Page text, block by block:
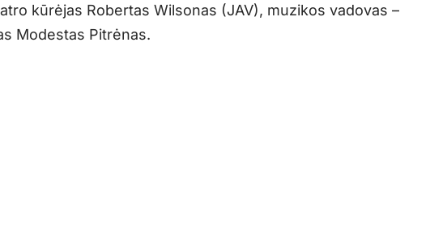
kūrėjas Robertas Wilsonas (JAV), muzikos vadovas –
Modestas Pitrėnas.